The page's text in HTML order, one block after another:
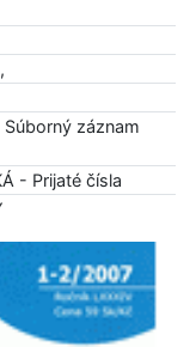
,
Súborný záznam
- Prijaté čísla